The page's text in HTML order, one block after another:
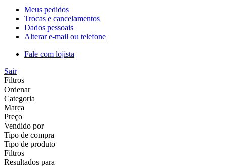
Meus pedidos
Trocas e cancelamentos
Dados pessoais
Alterar e-mail ou telefone
Fale com lojista
Sair
Filtros
Ordenar
Categoria
Marca
Preço
Vendido por
Tipo de compra
Tipo de produto
Filtros
Resultados para